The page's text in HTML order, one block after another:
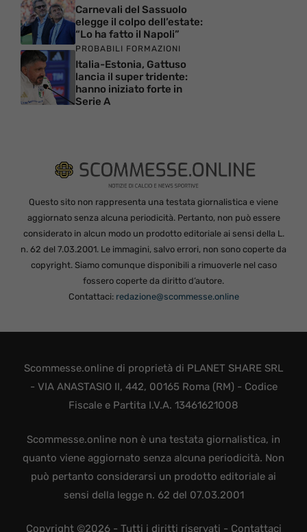
Carnevali del Sassuolo
elegge il colpo dell’estate:
“Lo ha fatto il Napoli”
PROBABILI FORMAZIONI
Italia-Estonia, Gattuso
lancia il super tridente:
hanno iniziato forte in
Serie A
Questo sito non rappresenta una testata giornalistica e viene
aggiornato senza alcuna periodicità. Pertanto, non può essere
considerato in alcun modo un prodotto editoriale ai sensi della L.
n. 62 del 7.03.2001. Le immagini, salvo errori, non sono coperte da
copyright. Siamo comunque disponibili a rimuoverle nel caso
fossero coperte da diritto d’autore.
Contattaci: redazione@scommesse.online
Scommesse.online di proprietà di PLANET SHARE SRL
- VIA ANASTASIO II, 442, 00165 Roma (RM) - Codice
Fiscale e Partita I.V.A. 13461621008
Scommesse.online non è una testata giornalistica, in
quanto viene aggiornato senza alcuna periodicità. Non
può pertanto considerarsi un prodotto editoriale ai
sensi della legge n. 62 del 07.03.2001
Copyright ©2026 - Tutti i diritti riservati - Contattaci